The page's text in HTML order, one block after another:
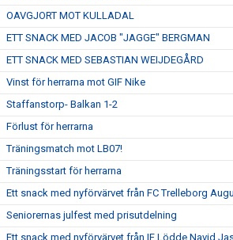
OAVGJORT MOT KULLADAL
ETT SNACK MED JACOB "JAGGE" BERGMAN
ETT SNACK MED SEBASTIAN WEIJDEGÅRD
Vinst för herrarna mot GIF Nike
Staffanstorp- Balkan 1-2
Förlust för herrarna
Träningsmatch mot LB07!
Träningsstart för herrarna
Ett snack med nyförvärvet från FC Trelleborg
Seniorernas julfest med prisutdelning
Ett snack med nyförvärvet från IF Lödde Navid